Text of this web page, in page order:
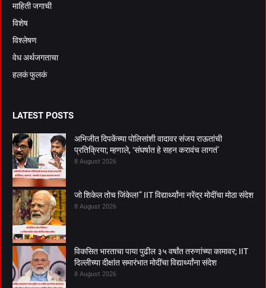
माहिती जगाची
विशेष
विश्लेषण
वेध अर्थजगताचा
हलकं फुलकं
LATEST POSTS
अभिजीत दिपकेंच्या पोलिसांशी वादावर संजय राऊतांची
प्रतिक्रिया; म्हणाले, ‘संघर्षात हे सहन करावंच लागतं’
8 August 2026
जो शिकेल तोच जिंकेल!” IIT विद्यार्थ्यांना नरेंद्र मोदींचा मोठा संदेश
8 August 2026
विकसित भारताचा पाया पुढील ३५ वर्षांत तरुणांच्या कामावर; IIT
दिल्लीच्या दीक्षांत समारंभात मोदींचा विद्यार्थ्यांना संदेश
8 August 2026